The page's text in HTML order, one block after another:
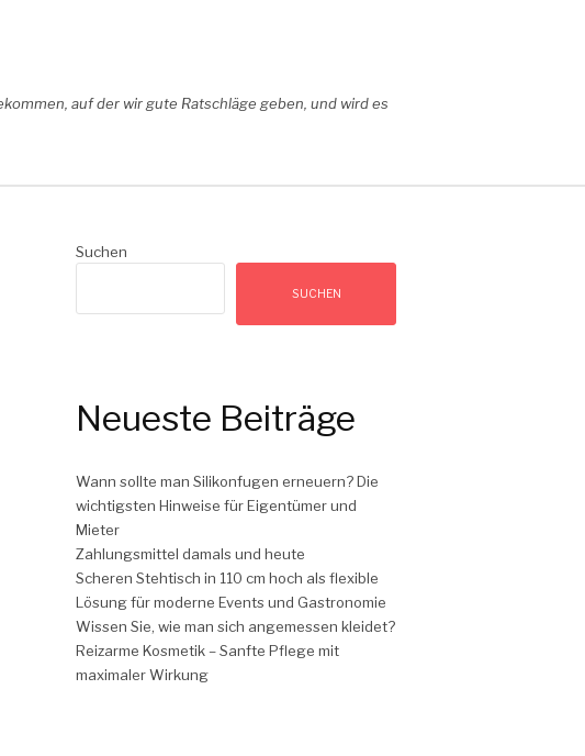
auf der wir gute Ratschläge geben, und wird es
Suchen
SUCHEN
Neueste Beiträge
Wann sollte man Silikonfugen erneuern? Die
wichtigsten Hinweise für Eigentümer und
Mieter
Zahlungsmittel damals und heute
Scheren Stehtisch in 110 cm hoch als flexible
Lösung für moderne Events und Gastronomie
Wissen Sie, wie man sich angemessen kleidet?
Reizarme Kosmetik – Sanfte Pflege mit
maximaler Wirkung